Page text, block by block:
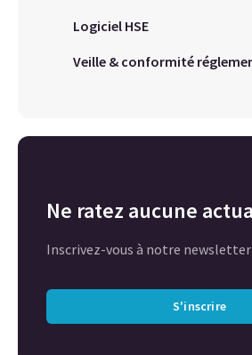
Logiciel HSE
Veille & conformité
Ne ratez aucune
Inscrivez-vous à notre newsletter
S'inscrire